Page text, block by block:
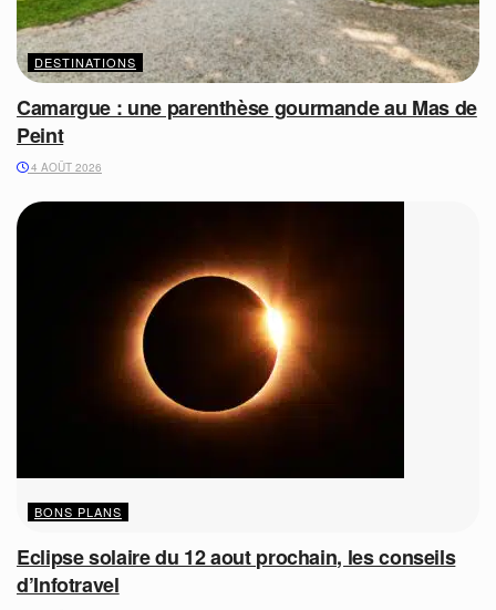
DESTINATIONS
Camargue : une parenthèse gourmande au Mas de
Peint
4 AOÛT 2026
BONS PLANS
Eclipse solaire du 12 aout prochain, les conseils
d’Infotravel